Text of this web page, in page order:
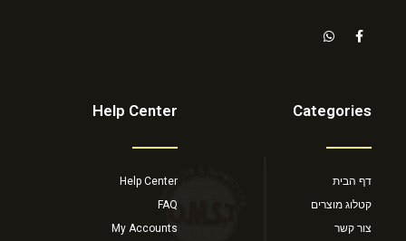
Categories
דף הבית
קטלוג מוצרים
צור קשר
Help Center
Help Center
FAQ
My Accounts